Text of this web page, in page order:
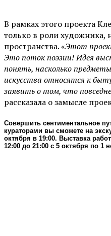
В рамках этого проекта
только в роли художника,
пространства. «Этот
Это поток поэзии! Идея
понять, насколько
искусства относятся к
заявить о том, что
рассказала о замысле
Совершить сентиментальное
кураторами вы сможете на
октября в 19:00. Выставка
12:00 до 21:00 с 5 октября по 1